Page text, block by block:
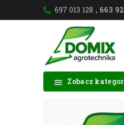
697 013 128 , 663
 Zobacz